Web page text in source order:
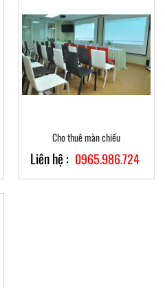
Cho thuê màn chiếu
Liên hệ : 0965.986.724